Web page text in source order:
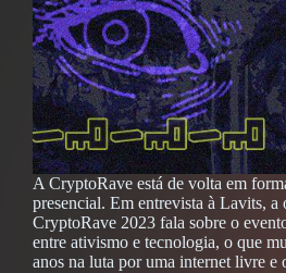
A CryptoRave está de volta em
presencial. Em entrevista à Lavits, a
CryptoRave 2023 fala sobre o
entre ativismo e tecnologia, o que
anos na luta por uma internet livre